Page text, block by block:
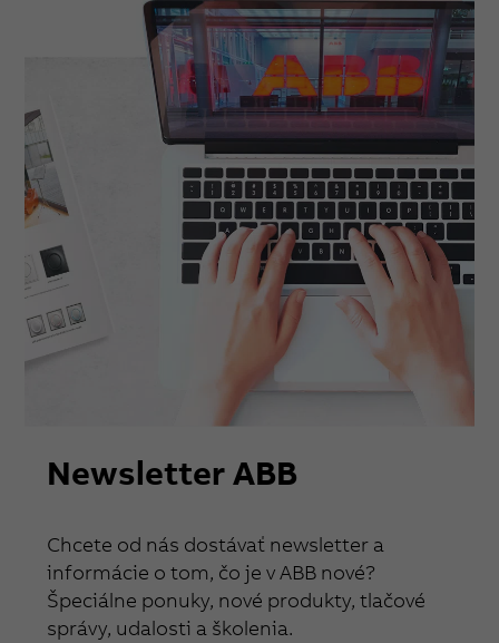
Newsletter ABB
Chcete od nás dostávať newsletter a
informácie o tom, čo je v ABB nové?
Špeciálne ponuky, nové produkty, tlačové
správy, udalosti a školenia.